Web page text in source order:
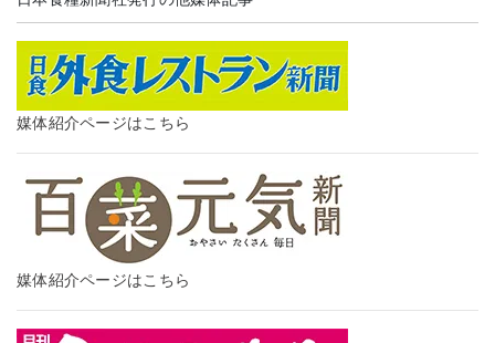
媒体紹介ページはこちら
媒体紹介ページはこちら